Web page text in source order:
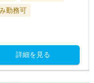
勤務可
詳細を見る